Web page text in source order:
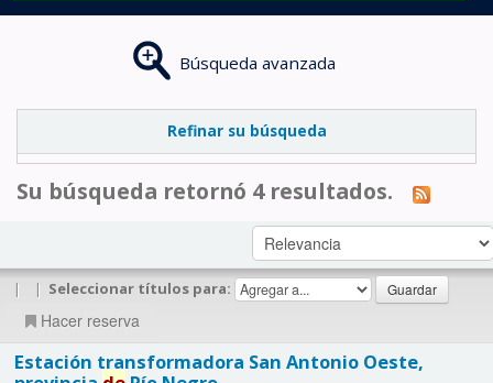
Búsqueda avanzada
Refinar su búsqueda
Su búsqueda retornó 4 resultados.
| | Seleccionar títulos para:
Hacer reserva
Estación transformadora San Antonio Oeste,